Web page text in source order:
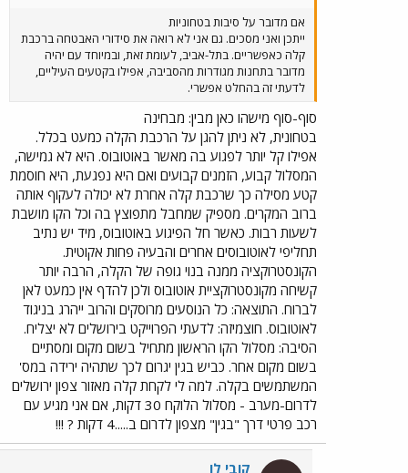
אם מדובר על סיבות בטחוניות
ייתכן ואני מסכים. גם אני לא רואה את סידורי האבטחה ברכבת
קלה כאפשריים. בתל-אביב, לעומת זאת, ובמיוחד עם יהיה
מדובר בתחנות מגודרות מהסביבה, אפילו בקטעים העיליים,
לדעתי זה בהחלט אפשרי.
סוף-סוף מישהו כאן מבין: מבחינה
בטחונית, לא ניתן להגן על הרכבת הקלה כמעט בכלל.
אפילו קל יותר לפגוע בה מאשר באוטובוס. היא לא גמישה,
המסלול קבוע, הזמנים קבועים ואם היא נפגעת, היא חוסמת
קטע מסילה כך שרכבת קלה אחרת לא יכולה לעקוף אותה
ברוב המקרים. מספיק שמחבל מתפוצץ בה וכל הקו מושבת
לשעות רבות. כאשר חל הפיגוע באוטובוס, מיד יש נתיב
תחליפי לאוטובוסים אחרים והבעיה פחות אקוטית.
הקונסטרוקציה ממנה בנוי גופה של הקלה, הרבה יותר
קשיחה מקונסטרוקציית אוטובוס ולכן להדף אין כמעט לאן
לברוח. התוצאה: כל הנוסעים מרוסקים והרוב ייהרג בניגוד
לאוטובוס. חוצמיזה: לדעתי הפרוייקט בירושלים לא יצליח.
הסיבה: מסלול הקו הראשון מתחיל בשום מקום ומסתיים
בשום מקום אחר. כביש בגין יגרום לכך שתהיה ירידה במס'
המשתמשים בקלה. למה לי לקחת קלה מאזור צפון ירושלים
לדרום-מערב - מסלול הלוקח 30 דקות, אם אני מגיע עם
רכב פרטי דרך "בגין" מצפון לדרום ב.....4 דקות ? !!!
קובי לו